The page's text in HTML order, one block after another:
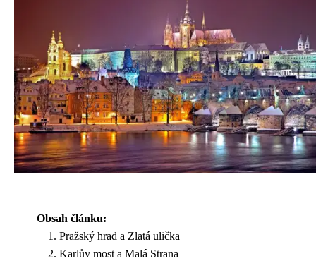
Obsah článku:
Pražský hrad a Zlatá ulička
Karlův most a Malá Strana